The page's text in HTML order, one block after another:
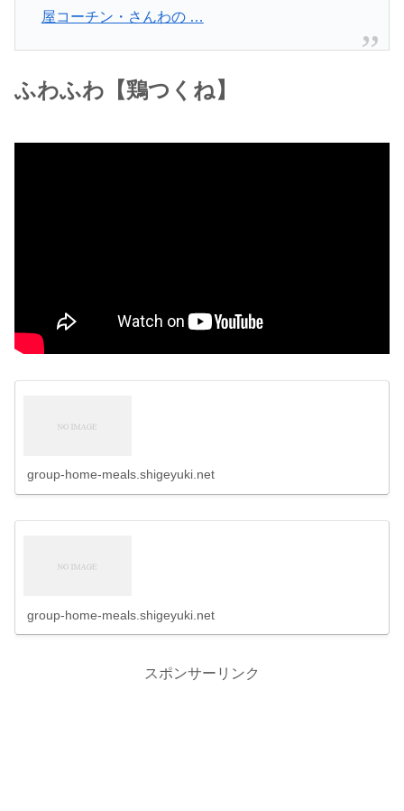
屋コーチン・さんわの …
ふわふわ【鶏つくね】
group-home-meals.shigeyuki.net
group-home-meals.shigeyuki.net
スポンサーリンク